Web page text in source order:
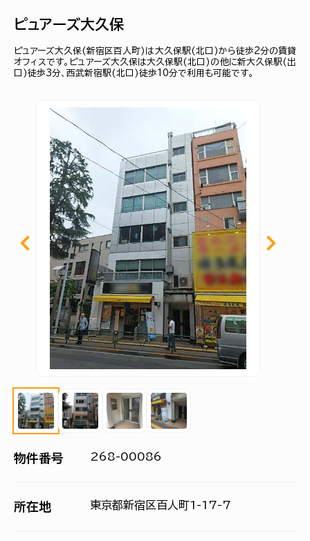
ピュアーズ大久保
ピュアーズ大久保(新宿区百人町)は大久保駅(北口)から徒歩2分の賃貸
オフィスです。ピュアーズ大久保は大久保駅(北口)の他に新大久保駅(出
口)徒歩3分、西武新宿駅(北口)徒歩10分で利用も可能です。
物件番号 268-00086
所在地 東京都新宿区百人町1-17-7